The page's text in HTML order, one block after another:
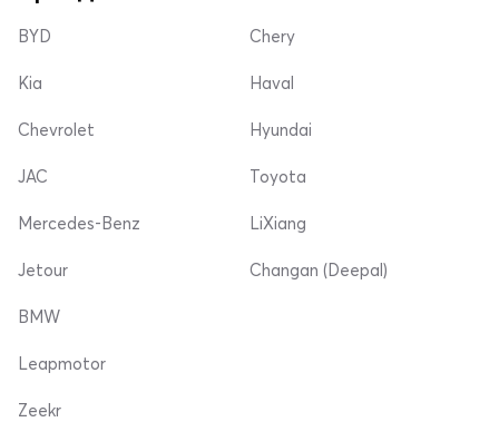
BYD
Kia
Chevrolet
Chery
Haval
Hyundai
JAC
Mercedes-Benz
Jetour
Toyota
LiXiang
Changan (Deepal)
BMW
Leapmotor
Zeekr